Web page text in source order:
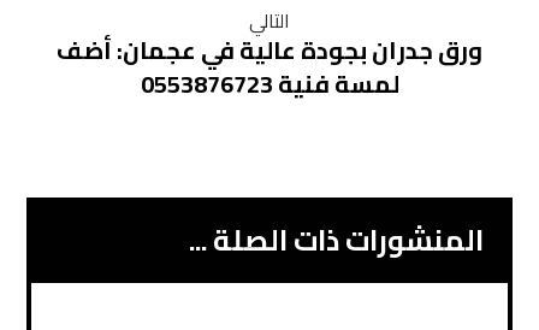
التالي
ورق جدران بجودة عالية في عجمان: أضف
لمسة فنية 0553876723
المنشورات ذات الصلة ...